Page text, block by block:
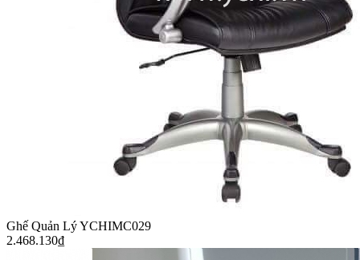
Ghế Quản Lý YCHIMC029
2.468.130₫